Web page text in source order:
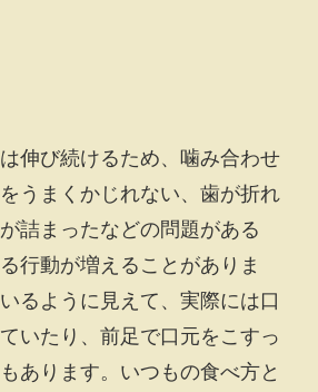
伸び続けるため、噛み合わせ
うまくかじれない、歯が折れ
詰まったなどの問題がある
行動が増えることがありま
るように見えて、実際には口
いたり、前足で口元をこすっ
あります。いつもの食べ方と